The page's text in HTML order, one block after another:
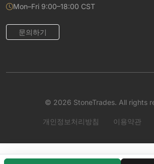
Mon–Fri 9:00–18:00 CST
문의하기
© 2026 StoneTrades. All rights
개인정보처리방침 이용약관